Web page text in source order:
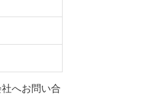
へお問い合